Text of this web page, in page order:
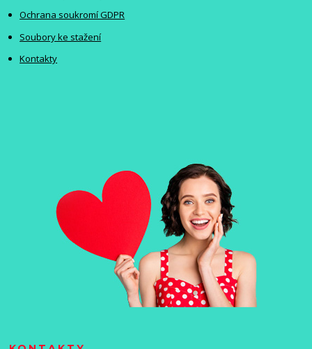
Ochrana soukromí GDPR
Soubory ke stažení
Kontakty